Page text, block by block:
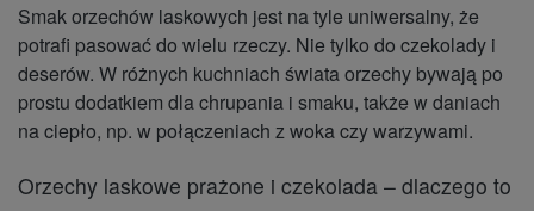
Smak orzechów laskowych jest na tyle uniwersalny, że
potrafi pasować do wielu rzeczy. Nie tylko do czekolady i
deserów. W różnych kuchniach świata orzechy bywają po
prostu dodatkiem dla chrupania i smaku, także w daniach
na ciepło, np. w połączeniach z woka czy warzywami.
Orzechy laskowe prażone i czekolada – dlaczego to